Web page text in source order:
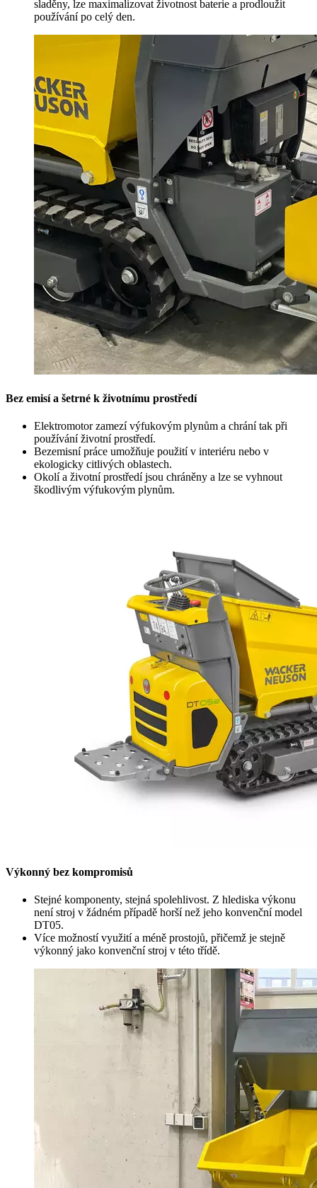
sladěny, lze maximalizovat životnost baterie a prodloužit
používání po celý den.
Bez emisí a šetrné k životnímu prostředí
Elektromotor zamezí výfukovým plynům a chrání tak při
používání životní prostředí.
Bezemisní práce umožňuje použití v interiéru nebo v
ekologicky citlivých oblastech.
Okolí a životní prostředí jsou chráněny a lze se vyhnout
škodlivým výfukovým plynům.
Výkonný bez kompromisů
Stejné komponenty, stejná spolehlivost. Z hlediska výkonu
není stroj v žádném případě horší než jeho konvenční model
DT05.
Více možností využití a méně prostojů, přičemž je stejně
výkonný jako konvenční stroj v této třídě.